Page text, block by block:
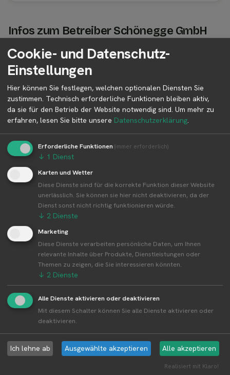
Infos zum Betreiber Schönegge GmbH
Betreiber Adresse
Schönegge GmbH
Meilendorf 20
85405 Nandlstadt
Bayern
Betreiber kontaktieren
Auf der Profilseite des Betreibers findest du weitere
Informationen zum Betreiber und
Kontaktmöglichkeiten.
👤︎ Profilseite
Weitere Standorte von Schönegge GmbH
Schönegge GmbH betreibt 2 Standorte
Alle Standorte von Schönegge GmbH↗
Kompakte Übersicht aller Standorte inkl.
Firmensitz von Schönegge GmbH in einer Karte
Cookie- und Datenschutz-
Einstellungen
Hier können Sie festlegen, welchen optionalen Diensten Sie
zustimmen. Technisch erforderliche Funktionen bleiben aktiv,
da sie für den Betrieb der Website notwendig sind. Um mehr zu
erfahren, lesen Sie bitte unsere Datenschutzerklärung.
Erforderliche Funktionen(immer erforderlich)
↓ 1 Dienst
Karten und Wetter
Diese Dienste sind für die korrekte Funktion dieser Website
unerlässlich. Sie können sie hier nicht deaktivieren, da der
Dienst sonst nicht richtig funktionieren würde.
↓ 2 Dienste
Marketing
Diese Dienste verarbeiten persönliche Daten, um Ihnen
relevante Inhalte über Produkte, Dienstleistungen oder
Themen zu zeigen, die Sie interessieren könnten.
↓ 2 Dienste
Alle Dienste aktivieren oder deaktivieren
Mit diesem Schalter können Sie alle Dienste aktivieren oder
deaktivieren.
Ich lehne ab Ausgewählte akzeptieren Alle akzeptieren
Realisiert mit Klaro!